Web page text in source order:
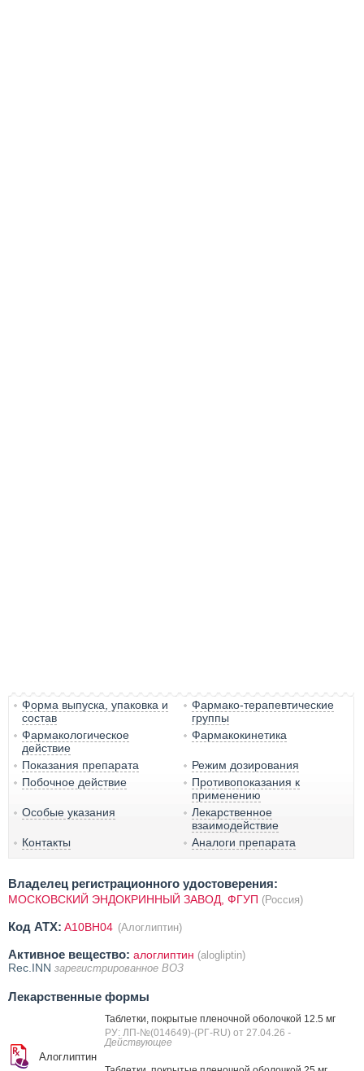
Форма выпуска, упаковка и
состав
Фармако-терапевтические
группы
Фармакологическое
действие
Фармакокинетика
Показания препарата
Режим дозирования
Побочное действие
Противопоказания к
применению
Особые указания
Лекарственное
взаимодействие
Контакты
Аналоги препарата
Владелец регистрационного удостоверения:
МОСКОВСКИЙ ЭНДОКРИННЫЙ ЗАВОД, ФГУП (Россия)
Код ATX: A10BH04 (Алоглиптин)
Активное вещество: алоглиптин (alogliptin)
Rec.INN зарегистрированное ВОЗ
Лекарственные формы
Алоглиптин
Таблетки, покрытые пленочной оболочкой 12.5 мг
РУ: ЛП-№(014649)-(РГ-RU) от 27.04.26 -
Действующее